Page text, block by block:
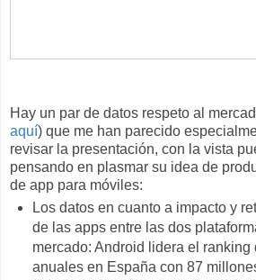
Hay un par de datos respeto al
aquí) que me han parecido
revisar la presentación, con la vista
pensando en plasmar su idea de
de app para móviles:
Los datos en cuanto a impacto y
de las apps entre las dos
mercado: Android lidera el ranking
anuales en España con 87